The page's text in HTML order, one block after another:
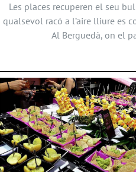
Les places recuperen el seu
qualsevol racó a l’aire lliure es
Al Berguedà, on el